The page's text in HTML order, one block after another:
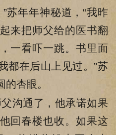
年年神秘道，“我昨
来把师父给的医书翻
一看吓一跳。书里面
都在后山上见过。”苏
杏眼。
沟通了，他承诺如果
回春楼也收。如果这